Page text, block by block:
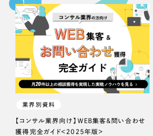
業界別資料
【コンサル業界向け】WEB集客＆問い合わせ
獲得完全ガイド＜2025年版＞